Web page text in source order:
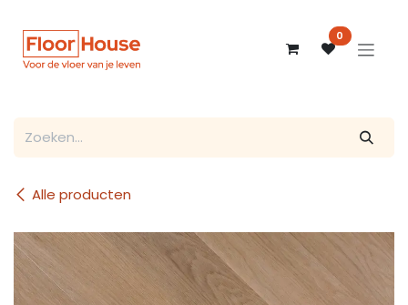
0
Alle producten